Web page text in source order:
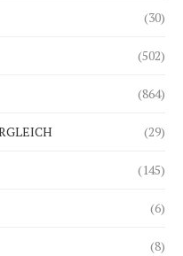
(30)
(502)
(864)
(29)
(145)
(6)
(8)